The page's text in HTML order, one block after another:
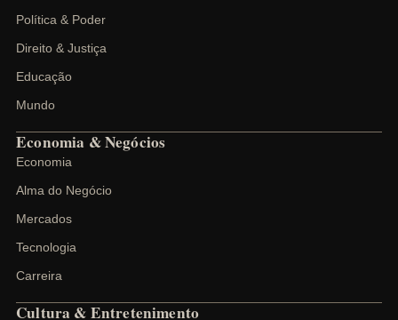
Política & Poder
Direito & Justiça
Educação
Mundo
Economia & Negócios
Economia
Alma do Negócio
Mercados
Tecnologia
Carreira
Cultura & Entretenimento